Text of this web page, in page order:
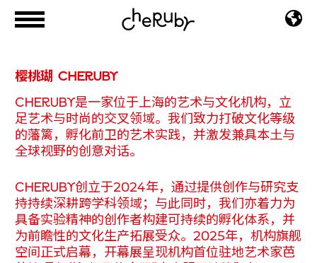
樱桃瑚 CHERUBY
CHERUBY是一家位于上海的艺术与文化机构，立
足艺术与时尚的交叉领域。我们致力打破文化等级
的藩篱，孵化前卫的艺术实践，并激发兼具本土与
全球视野的创意对话。
CHERUBY创立于2024年，通过提供创作与研究支
持持续深耕跨学科领域；与此同时，我们亦着力为
具备实验精神的创作者构建可持续的孵化体系，并
为前瞻性的文化生产拓展受众。2025年，机构旗舰
空间正式启幕，开幕展呈现机构首位驻地艺术家芭